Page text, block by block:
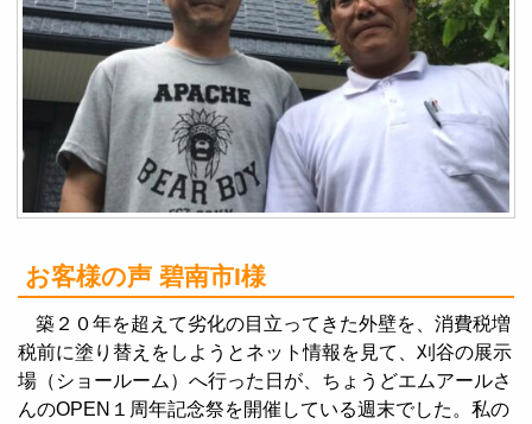
お客様の声 碧南市I様
築２０年を超えて劣化の目立ってきた外壁を、消費税増
税前に塗り替えをしようとネット情報を見て、刈谷の展示
場（ショールーム）へ行った日が、ちょうどエムアールさ
んのOPEN１周年記念祭を開催している週末でした。私の